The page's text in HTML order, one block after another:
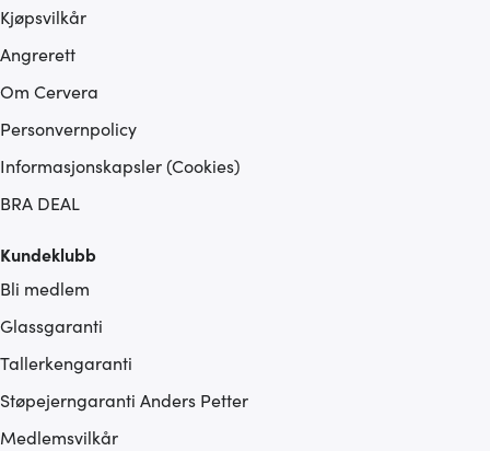
Kjøpsvilkår
Angrerett
Om Cervera
Personvernpolicy
Informasjonskapsler (Cookies)
BRA DEAL
Kundeklubb
Bli medlem
Glassgaranti
Tallerkengaranti
Støpejerngaranti Anders Petter
Medlemsvilkår